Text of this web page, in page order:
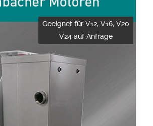
Geeignet für V12, V16, V20
V24 auf Anfrage